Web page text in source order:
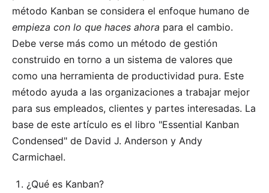
método Kanban se considera el enfoque humano de
empieza con lo que haces ahora para el cambio.
Debe verse más como un método de gestión
construido en torno a un sistema de valores que
como una herramienta de productividad pura. Este
método ayuda a las organizaciones a trabajar mejor
para sus empleados, clientes y partes interesadas. La
base de este artículo es el libro "Essential Kanban
Condensed" de David J. Anderson y Andy
Carmichael.
¿Qué es Kanban?